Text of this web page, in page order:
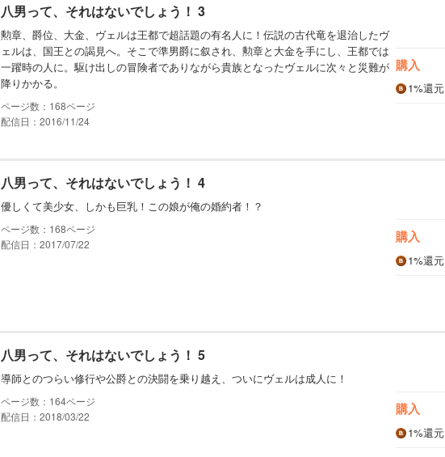
八男って、それはないでしょう！ 3
勲章、爵位、大金、ヴェルは王都で超話題の有名人に！伝説の古代竜を退治したヴ
ェルは、国王との謁見へ。そこで準男爵に叙され、勲章と大金を手にし、王都では
一躍時の人に。駆け出しの冒険者でありながら貴族となったヴェルに次々と災難が
降りかかる。
168
配信日：2016/11/24
購入
1%還元
八男って、それはないでしょう！ 4
優しくて美少女、しかも巨乳！この娘が俺の婚約者！？
168
配信日：2017/07/22
購入
1%還元
八男って、それはないでしょう！ 5
導師とのつらい修行や公爵との決闘を乗り越え、ついにヴェルは成人に！
164
配信日：2018/03/22
購入
1%還元